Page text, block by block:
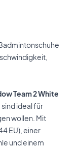
Team 2 White
ideal für
wollen. Mit
EU), einer
und einem